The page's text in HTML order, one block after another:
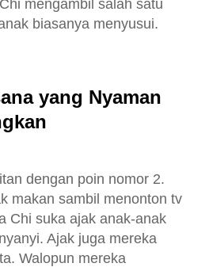
mengambil salah satu
biasanya menyusui.
yang Nyaman
dengan poin nomor 2.
makan sambil menonton tv
Chi suka ajak anak-anak
Ajak juga mereka
Walopun mereka